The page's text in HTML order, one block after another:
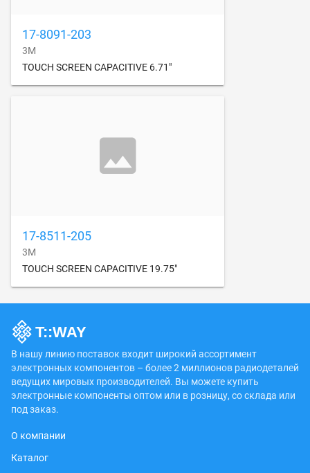
17-8091-203
3M
TOUCH SCREEN CAPACITIVE 6.71"
17-8511-205
3M
TOUCH SCREEN CAPACITIVE 19.75"
В нашу линию поставок входит широкий ассортимент
электронных компонентов – более 2 миллионов радиодеталей
ведущих мировых производителей. Вы можете купить
электронные компоненты оптом или в розницу, со склада или
под заказ.
О компании
Каталог